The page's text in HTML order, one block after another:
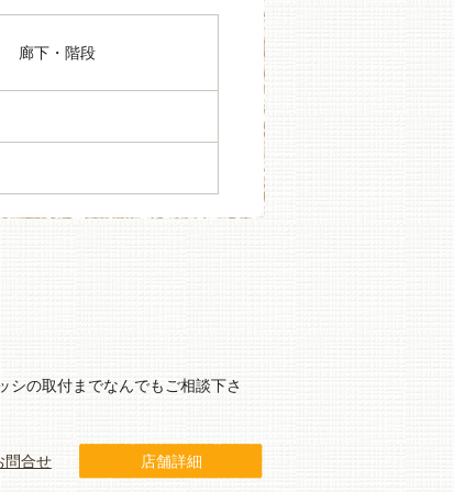
廊下・階段
シの取付までなんでもご相談下さ
問合せ 店舗詳細